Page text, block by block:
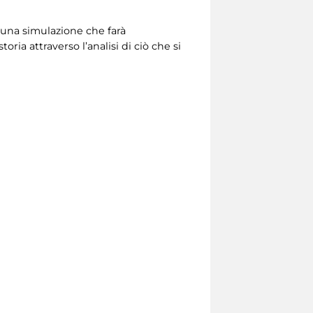
simulazione che farà
attraverso l’analisi di ciò che si